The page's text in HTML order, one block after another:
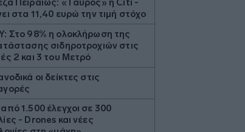
Πειραιώς: «Ταύρος» η Citi -
στα 11,40 ευρώ την τιμή στόχο
Στο 98% η ολοκλήρωση της
σιδηροτροχιών στις
2 και 3 του Μετρό
οι δείκτες στις
1.500 έλεγχοι σε 300
- Drones και νέες